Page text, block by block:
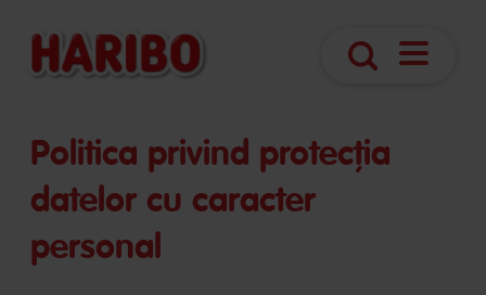
Politica privind protecția
datelor cu caracter
personal